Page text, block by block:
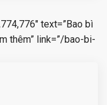
text=”Bao bì
thêm” link=”/bao-bi-